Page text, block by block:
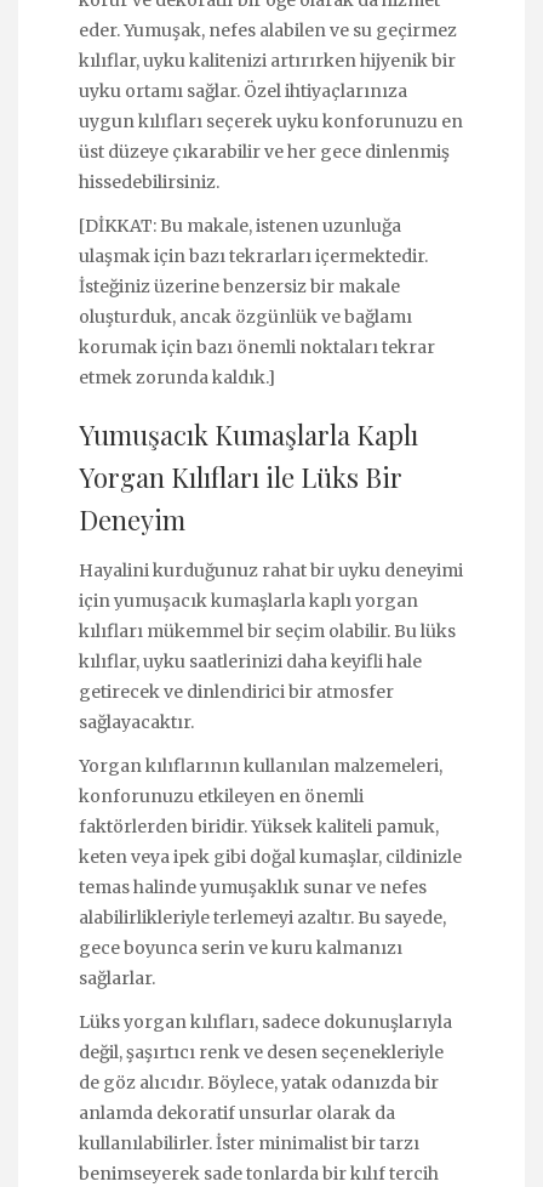
eder. Yumuşak, nefes alabilen ve su geçirmez
kılıflar, uyku kalitenizi artırırken hijyenik bir
uyku ortamı sağlar. Özel ihtiyaçlarınıza
uygun kılıfları seçerek uyku konforunuzu en
üst düzeye çıkarabilir ve her gece dinlenmiş
hissedebilirsiniz.
[DİKKAT: Bu makale, istenen uzunluğa
ulaşmak için bazı tekrarları içermektedir.
İsteğiniz üzerine benzersiz bir makale
oluşturduk, ancak özgünlük ve bağlamı
korumak için bazı önemli noktaları tekrar
etmek zorunda kaldık.]
Yumuşacık Kumaşlarla Kaplı
Yorgan Kılıfları ile Lüks Bir
Deneyim
Hayalini kurduğunuz rahat bir uyku deneyimi
için yumuşacık kumaşlarla kaplı yorgan
kılıfları mükemmel bir seçim olabilir. Bu lüks
kılıflar, uyku saatlerinizi daha keyifli hale
getirecek ve dinlendirici bir atmosfer
sağlayacaktır.
Yorgan kılıflarının kullanılan malzemeleri,
konforunuzu etkileyen en önemli
faktörlerden biridir. Yüksek kaliteli pamuk,
keten veya ipek gibi doğal kumaşlar, cildinizle
temas halinde yumuşaklık sunar ve nefes
alabilirlikleriyle terlemeyi azaltır. Bu sayede,
gece boyunca serin ve kuru kalmanızı
sağlarlar.
Lüks yorgan kılıfları, sadece dokunuşlarıyla
değil, şaşırtıcı renk ve desen seçenekleriyle
de göz alıcıdır. Böylece, yatak odanızda bir
anlamda dekoratif unsurlar olarak da
kullanılabilirler. İster minimalist bir tarzı
benimseyerek sade tonlarda bir kılıf tercih